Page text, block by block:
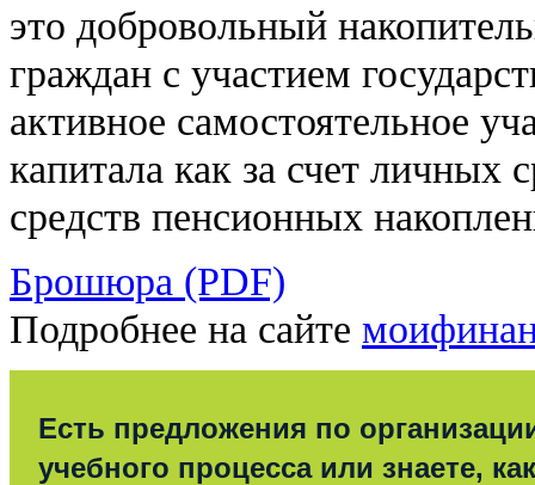
это добровольный
граждан с участием
активное самостоятельное
капитала как за счет личных
средств пенсионных
Брошюра (PDF)
Подробнее на сайте
Есть предложения по
учебного процесса или знаете, как